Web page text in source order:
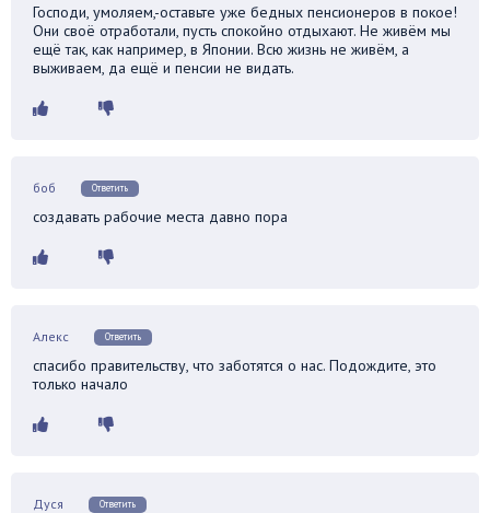
Господи, умоляем,-оставьте уже бедных пенсионеров в покое!
Они своё отработали, пусть спокойно отдыхают. Не живём мы
ещё так, как например, в Японии. Всю жизнь не живём, а
выживаем, да ещё и пенсии не видать.
боб Ответить
создавать рабочие места давно пора
Алекс Ответить
спасибо правительству, что заботятся о нас. Подождите, это
только начало
Дуся Ответить